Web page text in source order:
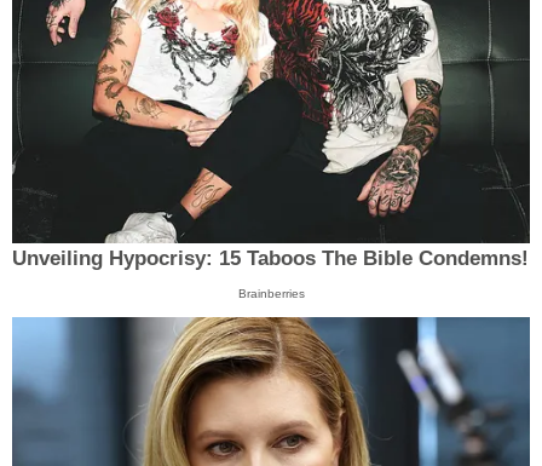
Unveiling Hypocrisy: 15 Taboos The Bible Condemns!
Brainberries